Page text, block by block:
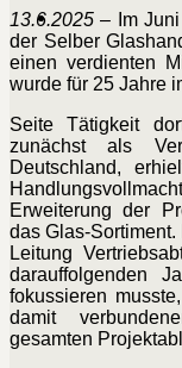
13.6.2025 – Im
der Selber
einen verdienten
wurde für 25 Jahre
Seite Tätigkeit
zunächst als
Deutschland,
Erweiterung der
das Glas-
Leitung
darauffolgenden
fokussieren
damit
gesamten